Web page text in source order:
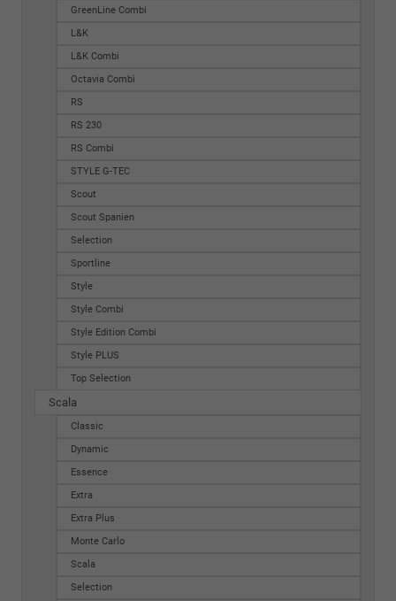
GreenLine Combi
L&K
L&K Combi
Octavia Combi
RS
RS 230
RS Combi
STYLE G-TEC
Scout
Scout Spanien
Selection
Sportline
Style
Style Combi
Style Edition Combi
Style PLUS
Top Selection
Scala
Classic
Dynamic
Essence
Extra
Extra Plus
Monte Carlo
Scala
Selection